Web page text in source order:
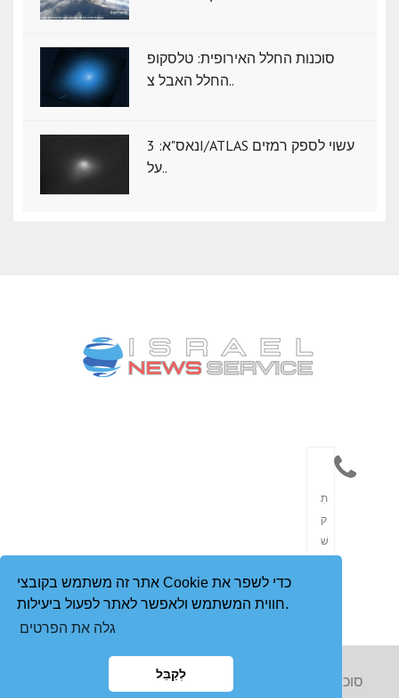
אתר זה משתמש בקובצי Cookie כדי לשפר את
חווית המשתמש ולאפשר לאתר לפעול ביעילות.
גלה את הפרטים
לְקַבֵּל
סוכנות החלל האירופית: טלסקופ
החלל האבל צ..
נאס"א: ‏3I/ATLAS עשוי לספק רמזים
על..
תִ
ק
שׁ